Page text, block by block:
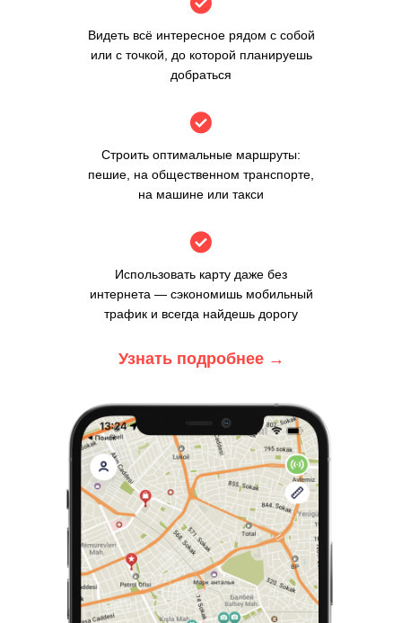
Узнать подробнее →
Видеть всё интересное рядом с собой
или с точкой, до которой планируешь
добраться
Строить оптимальные маршруты:
пешие, на общественном транспорте,
на машине или такси
Использовать карту даже без
интернета — сэкономишь мобильный
трафик и всегда найдешь дорогу